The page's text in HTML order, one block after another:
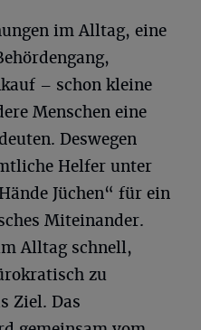
im Alltag, eine
– schon kleine
Menschen eine
Deswegen
Helfer unter
Jüchen“ für ein
Miteinander.
Alltag schnell,
zu
Ziel. Das